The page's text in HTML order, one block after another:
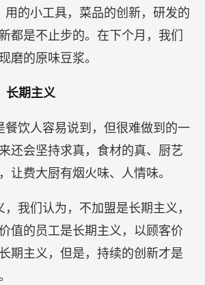
用的小工具，菜品的创新，研发的
都是不止步的。在下个月，我们
磨的原味豆浆。
长期主义
餐饮人容易说到，但很难做到的一
还会坚持求真，食材的真、厨艺
让费大厨有烟火味、人情味。
，我们认为，不加盟是长期主义，
值的员工是长期主义，以顾客价
期主义，但是，持续的创新才是